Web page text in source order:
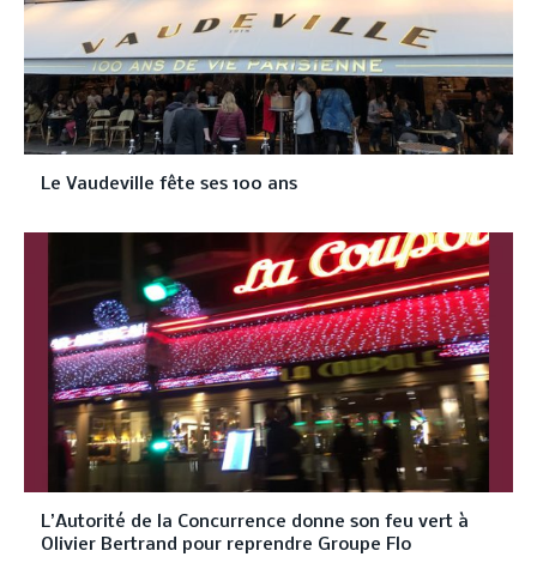
Le Vaudeville fête ses 100 ans
L’Autorité de la Concurrence donne son feu vert à
Olivier Bertrand pour reprendre Groupe Flo